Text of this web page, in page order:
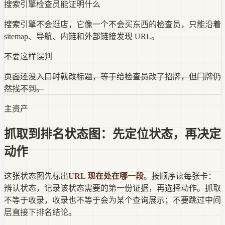
搜索引擎检查员能证明什么
搜索引擎不会逛店，它像一个不会买东西的检查员，只能沿着
sitemap、导航、内链和外部链接发现 URL。
不要这样误判
页面还没入口时就改标题，等于给检查员改了招牌，但门牌仍
然找不到。
主资产
抓取到排名状态图：先定位状态，再决定
动作
这张状态图先标出URL 现在处在哪一段。按顺序读每张卡：
辨认状态，记录该状态需要的第一份证据，再选择动作。 抓取
不等于收录，收录也不等于会为某个查询展示；不要跳过中间
层直接下排名结论。